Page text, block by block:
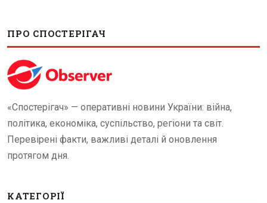
ПРО СПОСТЕРІГАЧ
«Спостерігач» — оперативні новини України: війна,
політика, економіка, суспільство, регіони та світ.
Перевірені факти, важливі деталі й оновлення
протягом дня.
КАТЕГОРІЇ